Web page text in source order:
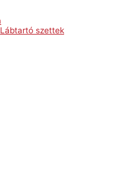
Lábtartó szettek